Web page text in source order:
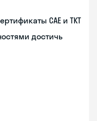
CAE и TKT
достичь